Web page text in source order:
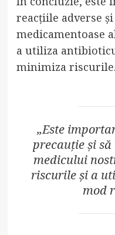
reacțiile adverse
medicamentoase
a utiliza
minimiza riscurile.
„Este
precauție și
medicului
riscurile și a
mod